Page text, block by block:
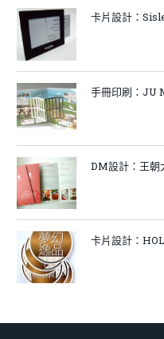
卡片設計：
手冊印刷：JU
DM設計：王朝
卡片設計：